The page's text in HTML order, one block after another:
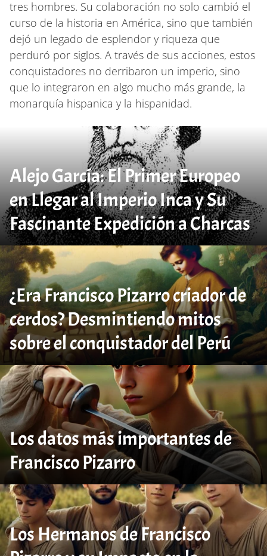
tres hombres. Su colaboración no solo cambió el
curso de la historia en América, sino que también
dejó un legado de esplendor y riqueza que
perduró por siglos. A través de sus acciones, estos
conquistadores no derribaron un imperio, sino
que lo integraron en algo mucho más grande, la
monarquía hispanica y la hispanidad.
Alejo García: El Primer Europeo
en Llegar al Imperio Inca y Su
Fascinante Expedición a Charcas
¿Era Francisco Pizarro criador de
cerdos? Desmintiendo mitos
sobre el conquistador del Perú
Los datos más importantes de
Francisco Pizarro
Los Hermanos de Francisco